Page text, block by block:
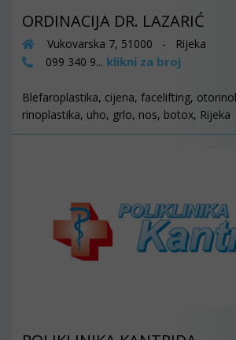
ORDINACIJA DR. LAZARIĆ
Vukovarska 7, 51000 - Rijeka
099 340 9... klikni za broj
Blefaroplastika, cijena, facelifting,
rinoplastika, uho, grlo, nos, botox, Rijeka